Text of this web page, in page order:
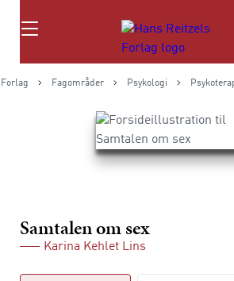
Søg
Fagområder Psykologi
Samtalen om sex
Karina Kehlet Lins